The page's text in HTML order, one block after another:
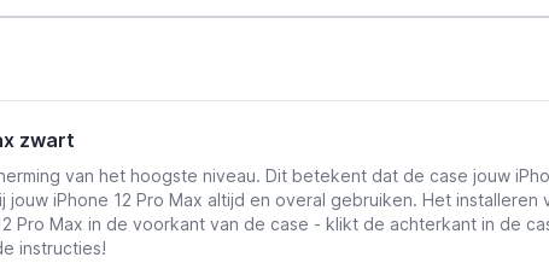
zwart
van het hoogste niveau. Dit betekent dat de case jouw
iPhone 12 Pro Max altijd en overal gebruiken. Het
Pro Max in de voorkant van de case - klikt de achterkant in de
instructies!